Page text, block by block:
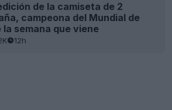
de la camiseta de 2
campeona del Mundial de
semana que viene
12h